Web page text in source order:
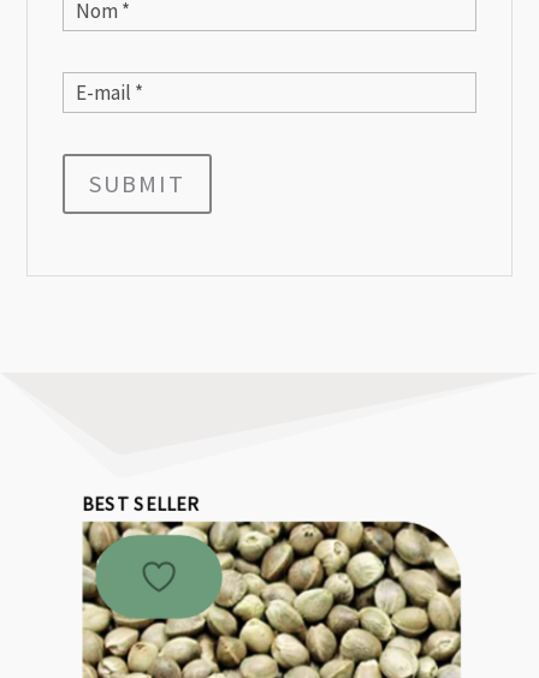
SUBMIT
BEST SELLER